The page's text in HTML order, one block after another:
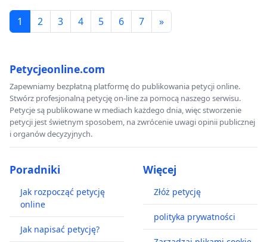
1 2 3 4 5 6 7 »
Petycjeonline.com
Zapewniamy bezpłatną platformę do publikowania petycji online.
Stwórz profesjonalną petycję on-line za pomocą naszego serwisu.
Petycje są publikowane w mediach każdego dnia, więc stworzenie
petycji jest świetnym sposobem, na zwrócenie uwagi opinii publicznej
i organów decyzyjnych.
Poradniki
Jak rozpocząć petycję
online
Jak napisać petycję?
Więcej
Złóż petycję
polityka prywatności